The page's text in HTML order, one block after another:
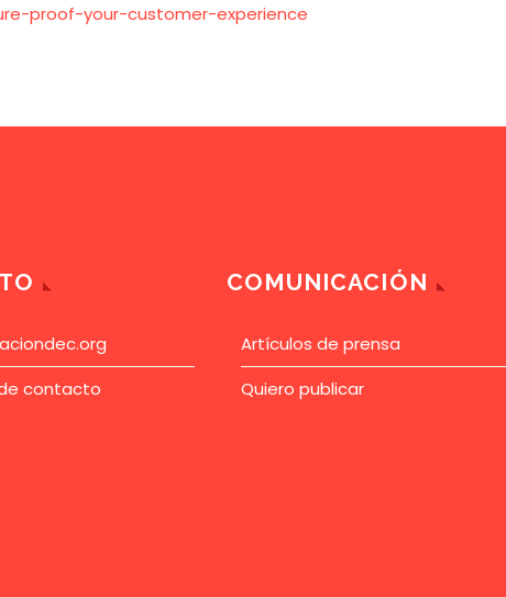
proof-your-customer-experience
contacto
COMUNICACIÓN
Artículos de prensa
Quiero publicar